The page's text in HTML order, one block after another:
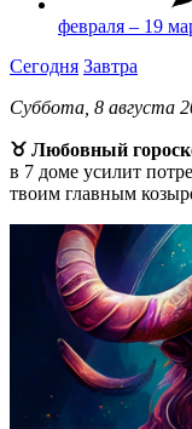
февраля – 19
Сегодня Завтра
Суббота, 8 августа
♉ Любовный
в 7 доме усилит
твоим главным